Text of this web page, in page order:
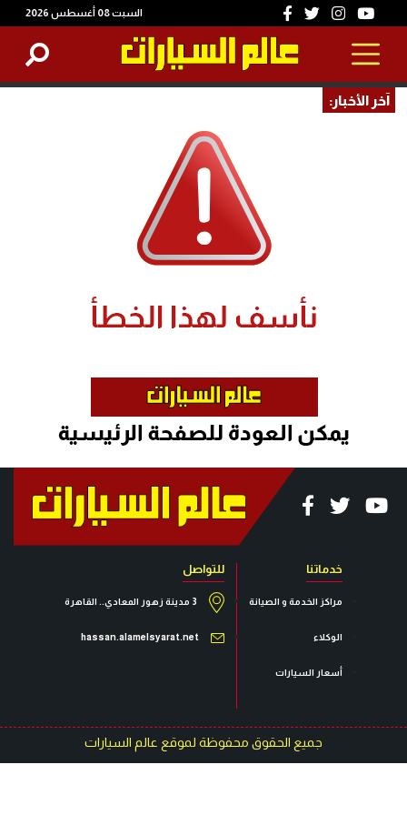
السبت 08 أغسطس 2026
آخر الأخبار:
خدماتنا
مراكز الخدمة و الصيانة
الوكلاء
أسعار السيارات
للتواصل
3 مدينة زهور المعادي.. القاهرة
hassan.alamelsyarat.net
جميع الحقوق محفوظة لموقع عالم السيارات